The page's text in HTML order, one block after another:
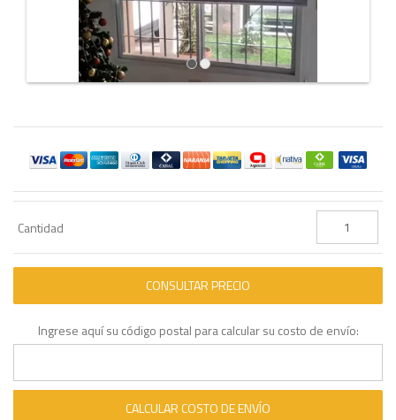
Cantidad
Ingrese aquí su código postal para calcular su costo de envío:
CALCULAR COSTO DE ENVÍO